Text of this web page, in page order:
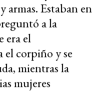
armas. Estaban en
a la
era el
el corpiño y se
mientras la
mujeres